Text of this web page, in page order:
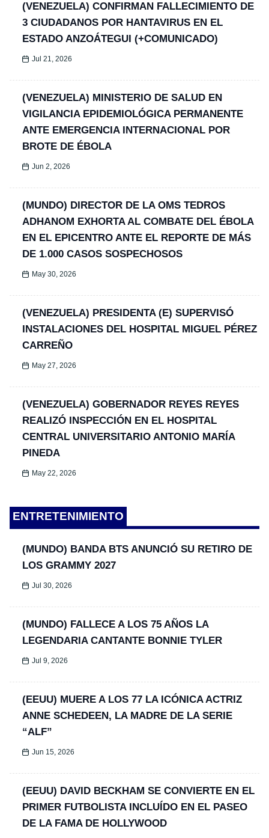
(VENEZUELA) CONFIRMAN FALLECIMIENTO DE
3 CIUDADANOS POR HANTAVIRUS EN EL
ESTADO ANZOÁTEGUI (+COMUNICADO)
Jul 21, 2026
(VENEZUELA) MINISTERIO DE SALUD EN
VIGILANCIA EPIDEMIOLÓGICA PERMANENTE
ANTE EMERGENCIA INTERNACIONAL POR
BROTE DE ÉBOLA
Jun 2, 2026
(MUNDO) DIRECTOR DE LA OMS TEDROS
ADHANOM EXHORTA AL COMBATE DEL ÉBOLA
EN EL EPICENTRO ANTE EL REPORTE DE MÁS
DE 1.000 CASOS SOSPECHOSOS
May 30, 2026
(VENEZUELA) PRESIDENTA (E) SUPERVISÓ
INSTALACIONES DEL HOSPITAL MIGUEL PÉREZ
CARREÑO
May 27, 2026
(VENEZUELA) GOBERNADOR REYES REYES
REALIZÓ INSPECCIÓN EN EL HOSPITAL
CENTRAL UNIVERSITARIO ANTONIO MARÍA
PINEDA
May 22, 2026
ENTRETENIMIENTO
(MUNDO) BANDA BTS ANUNCIÓ SU RETIRO DE
LOS GRAMMY 2027
Jul 30, 2026
(MUNDO) FALLECE A LOS 75 AÑOS LA
LEGENDARIA CANTANTE BONNIE TYLER
Jul 9, 2026
(EEUU) MUERE A LOS 77 LA ICÓNICA ACTRIZ
ANNE SCHEDEEN, LA MADRE DE LA SERIE
“ALF”
Jun 15, 2026
(EEUU) DAVID BECKHAM SE CONVIERTE EN EL
PRIMER FUTBOLISTA INCLUÍDO EN EL PASEO
DE LA FAMA DE HOLLYWOOD